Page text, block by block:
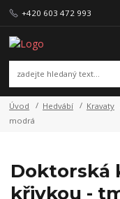
+420 603 472 993
Úvod Hedvábí Kravaty
modrá
Doktorská
křivkou -